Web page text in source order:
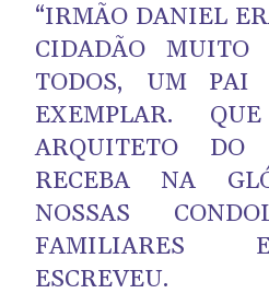
“IRMÃO DANIEL
CIDADÃO MUITO
TODOS, UM
EXEMPLAR.
ARQUITETO
RECEBA NA
NOSSAS
FAMILIARES
ESCREVEU.